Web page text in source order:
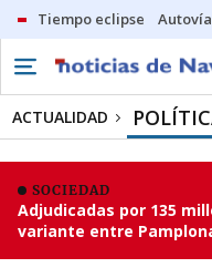
Tiempo eclipse Autovía
ACTUALIDAD
SOCIEDAD
Adjudicadas por 135
variante entre